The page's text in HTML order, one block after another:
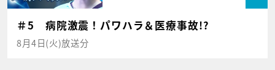
＃5 病院激震！パワハラ＆医療事故!?
8月4日(火)放送分